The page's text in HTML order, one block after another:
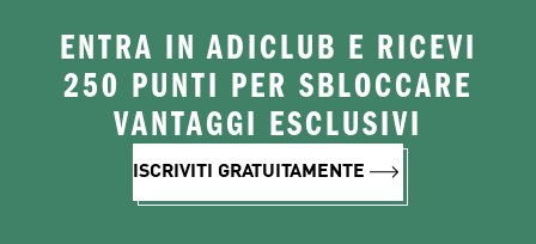
ENTRA IN ADICLUB E RICEVI
250 PUNTI PER SBLOCCARE
VANTAGGI ESCLUSIVI
ISCRIVITI GRATUITAMENTE